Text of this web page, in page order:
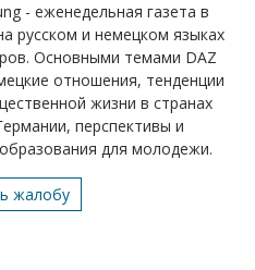
- еженедельная газета в
русском и немецком языках
Основными темами DAZ
отношения, тенденции
жизни в странах
перспективы и
для молодежи.
жалобу